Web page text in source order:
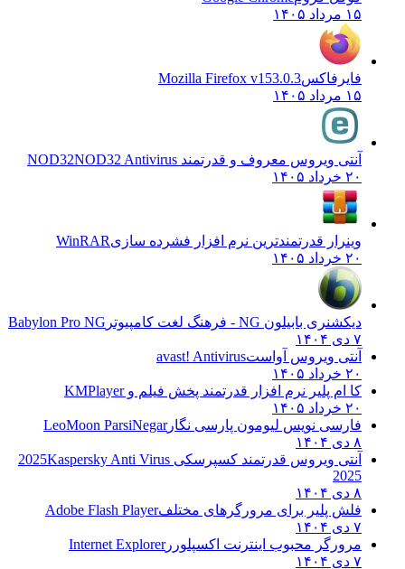
۱۵ مرداد ۱۴۰۵
فایرفاکسMozilla Firefox v153.0.3
۱۵ مرداد ۱۴۰۵
آنتی ویروس معروف و قدرتمند NOD32 NOD32 Antivirus
۲۰ خرداد ۱۴۰۵
وینرار قدرتمندترین نرم افزار فشرده سازیWinRAR
۲۰ خرداد ۱۴۰۵
دیکشنری بابیلون NG - فرهنگ لغت کامپیوتر
Babylon Pro NG
۷ دی ۱۴۰۴
آنتی ویروس آواستavast! Antivirus
۲۰ خرداد ۱۴۰۵
کا ام پلیر نرم افزار قدرتمند پخش فیلم وKMPlayer
۲۰ خرداد ۱۴۰۵
فارسی نویس لیومون پارسی نگارLeoMoon ParsiNegar
۸ دی ۱۴۰۴
آنتی ویروس قدرتمند کسپرسکی 2025 Kaspersky Anti Virus
2025
۸ دی ۱۴۰۴
فلش پلیر برای مرورگرهای مختلفAdobe Flash Player
۷ دی ۱۴۰۴
مرورگر محبوب اینترنت اکسپلوررInternet Explorer
۷ دی ۱۴۰۴